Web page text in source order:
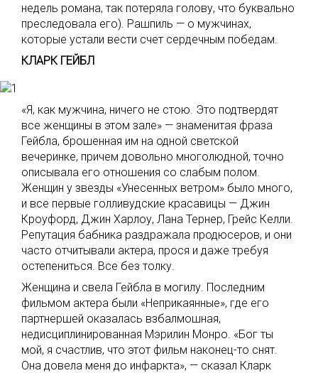
недель романа, так потеряла голову, что буквально
преследовала его). Рашпиль — о мужчинах,
которые устали вести счет сердечным победам.
КЛАРК ГЕЙБЛ
«Я, как мужчина, ничего не стою. Это подтвердят
все женщины в этом зале» — знаменитая фраза
Гейбла, брошенная им на одной светской
вечеринке, причем довольно многолюдной, точно
описывала его отношения со слабым полом.
Женщин у звезды «Унесенных ветром» было много,
и все первые голливудские красавицы — Джин
Кроуфорд, Джин Харлоу, Лана Тернер, Грейс Келли.
Репутация бабника раздражала продюсеров, и они
часто отчитывали актера, прося и даже требуя
остепениться. Все без толку.
Женщина и свела Гейбла в могилу. Последним
фильмом актера были «Неприкаянные», где его
партнершей оказалась взбалмошная,
недисциплинированная Мэрилин Монро. «Бог ты
мой, я счастлив, что этот фильм наконец-то снят.
Она довела меня до инфаркта», — сказал Кларк